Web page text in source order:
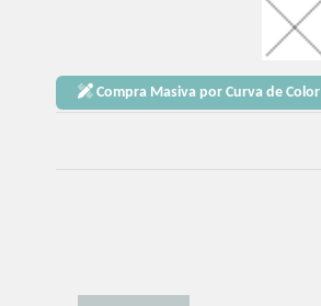
Compra Masiva por Curva de Color